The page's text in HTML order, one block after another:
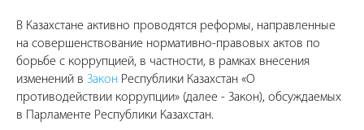
В Казахстане активно проводятся реформы, направленные
на совершенствование нормативно-правовых актов по
борьбе с коррупцией, в частности, в рамках внесения
изменений в Закон Республики Казахстан «О
противодействии коррупции» (далее - Закон), обсуждаемых
в Парламенте Республики Казахстан.